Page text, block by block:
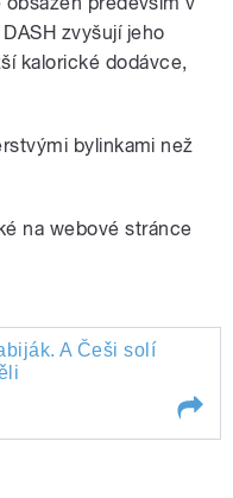
zvyšují jeho
kalorické dodávce,
bylinkami než
na webové stránce
A Češi solí